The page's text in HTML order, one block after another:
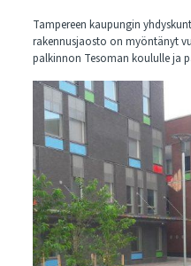
Tampereen kaupungin
rakennusjaosto on myöntänyt
palkinnon Tesoman koululle ja